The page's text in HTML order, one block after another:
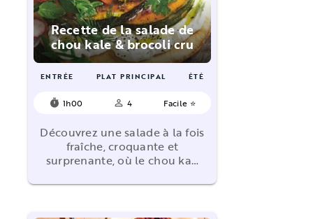
Recette de la salade de
chou kale & brocoli cru
ENTRÉE PLAT PRINCIPAL ÉTÉ
timer 1h00 person_outline 4 Facile ⭐
Découvrez une salade à la fois
fraîche, croquante et
surprenante, où le chou ka…